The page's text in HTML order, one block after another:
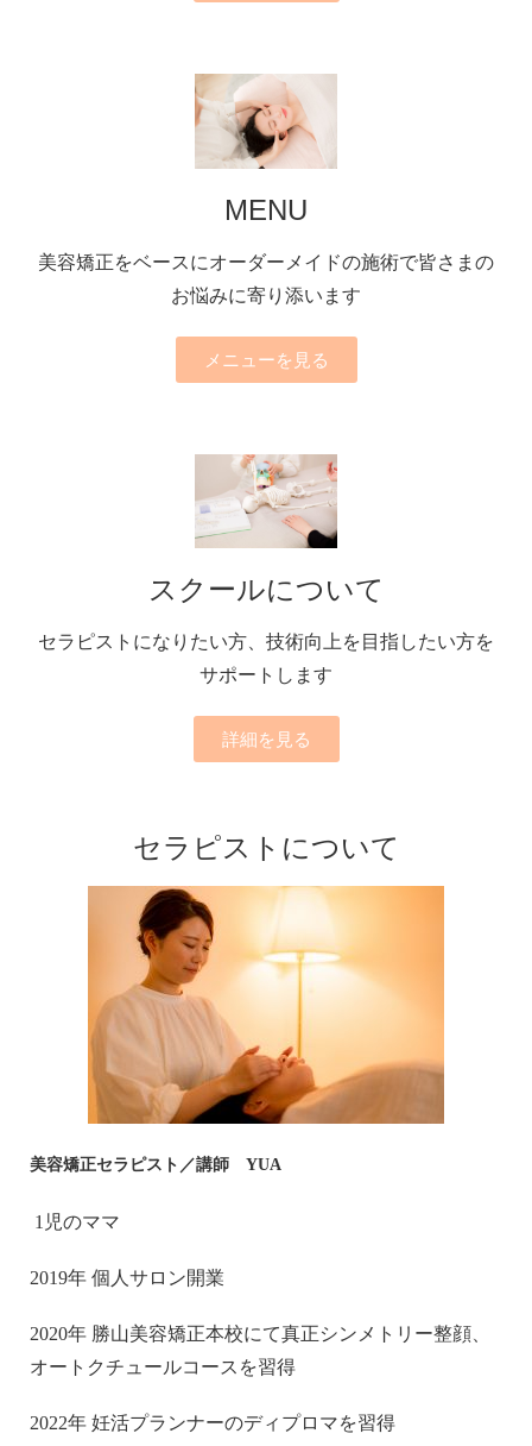
MENU
美容矯正をベースにオーダーメイドの施術で皆さまの
お悩みに寄り添います
メニューを見る
スクールについて
セラピストになりたい方、技術向上を目指したい方を
サポートします
詳細を見る
セラピストについて
美容矯正セラピスト／講師 YUA
1児のママ
2019年 個人サロン開業
2020年 勝山美容矯正本校にて真正シンメトリー整顔、
オートクチュールコースを習得
2022年 妊活プランナーのディプロマを習得